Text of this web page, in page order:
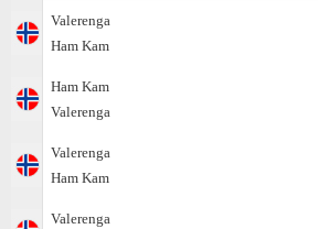
Valerenga
Ham Kam
Ham Kam
Valerenga
Valerenga
Ham Kam
Valerenga